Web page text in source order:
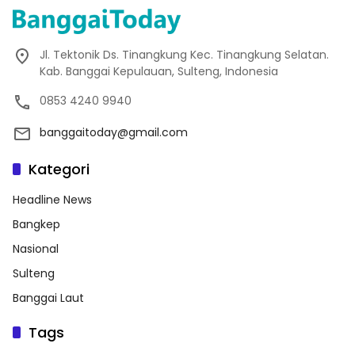
Jl. Tektonik Ds. Tinangkung Kec. Tinangkung Selatan.
Kab. Banggai Kepulauan, Sulteng, Indonesia
0853 4240 9940
banggaitoday@gmail.com
Kategori
Headline News
Bangkep
Nasional
Sulteng
Banggai Laut
Tags